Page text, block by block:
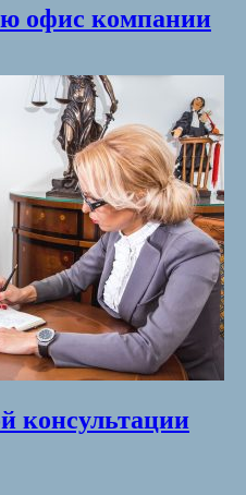
офис компании
консультации